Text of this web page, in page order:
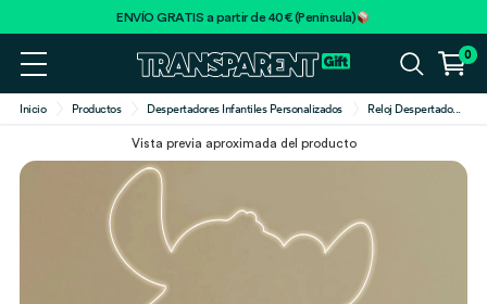
ENVÍO GRATIS a partir de 40€ (Península)
0
Inicio Productos Despertadores Infantiles Personalizados Reloj Despertado...
Vista previa aproximada del producto